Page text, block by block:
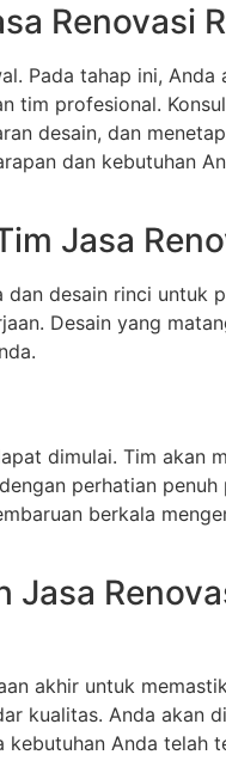
Renovasi
Pada tahap ini, Anda
tim profesional.
desain, dan
dan kebutuhan
Jasa
desain rinci untuk
Desain yang
dimulai. Tim akan
perhatian
berkala
Jasa
akhir untuk
kualitas. Anda akan
kebutuhan Anda telah